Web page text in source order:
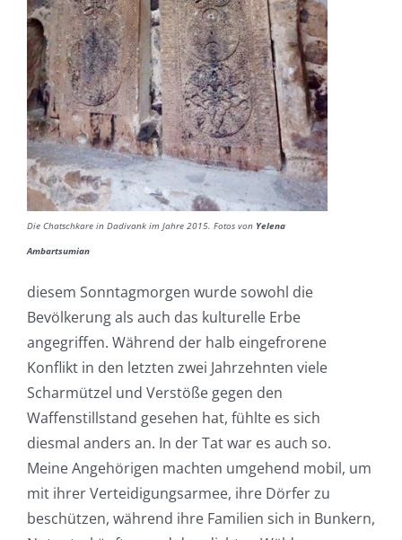
Die Chatschkare in Dadivank im Jahre 2015. Fotos von Yelena
Ambartsumian
diesem Sonntagmorgen wurde sowohl die
Bevölkerung als auch das kulturelle Erbe
angegriffen. Während der halb eingefrorene
Konflikt in den letzten zwei Jahrzehnten viele
Scharmützel und Verstöße gegen den
Waffenstillstand gesehen hat, fühlte es sich
diesmal anders an. In der Tat war es auch so.
Meine Angehörigen machten umgehend mobil, um
mit ihrer Verteidigungsarmee, ihre Dörfer zu
beschützen, während ihre Familien sich in Bunkern,